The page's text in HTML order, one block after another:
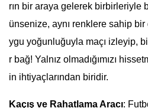
rın bir araya gelerek birbirleriyle
ünsenize, aynı renklere sahip bir
ygu yoğunluğuyla maçı izleyip,
r bağ! Yalnız olmadığımızı
in ihtiyaçlarından biridir.
Kaçış ve Rahatlama Aracı: